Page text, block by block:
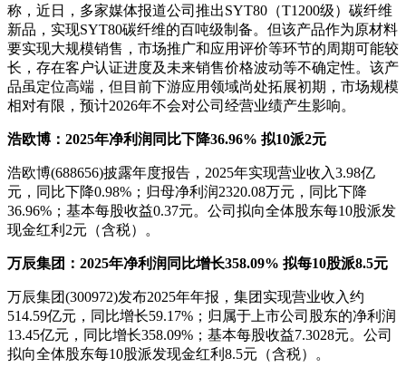
称，近日，多家媒体报道公司推出SYT80（T1200级）碳纤维
新品，实现SYT80碳纤维的百吨级制备。但该产品作为原材料
要实现大规模销售，市场推广和应用评价等环节的周期可能较
长，存在客户认证进度及未来销售价格波动等不确定性。该产
品虽定位高端，但目前下游应用领域尚处拓展初期，市场规模
相对有限，预计2026年不会对公司经营业绩产生影响。
浩欧博：2025年净利润同比下降36.96% 拟10派2元
浩欧博(688656)披露年度报告，2025年实现营业收入3.98亿
元，同比下降0.98%；归母净利润2320.08万元，同比下降
36.96%；基本每股收益0.37元。公司拟向全体股东每10股派发
现金红利2元（含税）。
万辰集团：2025年净利润同比增长358.09% 拟每10股派8.5元
万辰集团(300972)发布2025年年报，集团实现营业收入约
514.59亿元，同比增长59.17%；归属于上市公司股东的净利润
13.45亿元，同比增长358.09%；基本每股收益7.3028元。公司
拟向全体股东每10股派发现金红利8.5元（含税）。